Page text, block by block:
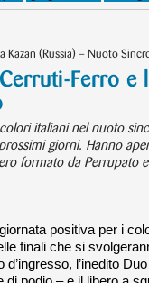
(Russia) – Nuoto
Ferro
italiani nel nuoto
giorni. Hanno
formato da
positiva per i
finali che si
l’inedito